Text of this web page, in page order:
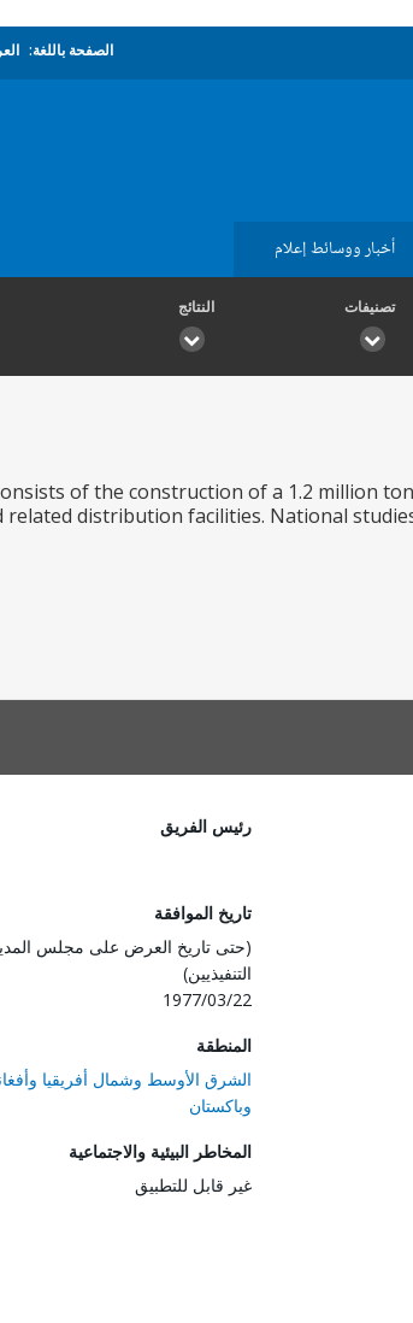
الصفحة باللغة:
أخبار ووسائط إعلام
تصنيفات النتائج
of the construction of a 1.2 million
related distribution facilities. National
رئيس الفريق
تاريخ الموافقة
(حتى تاريخ العرض على مجلس
التنفيذيين)
1977/03/22
المنطقة
الشرق الأوسط وشمال أفريقيا
وباكستان
المخاطر البيئية والاجتماعية
غير قابل للتطبيق